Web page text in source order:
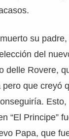
su padre,
del
delle Rovere,
que creyó
Esto,
“El Principe”
Papa, que